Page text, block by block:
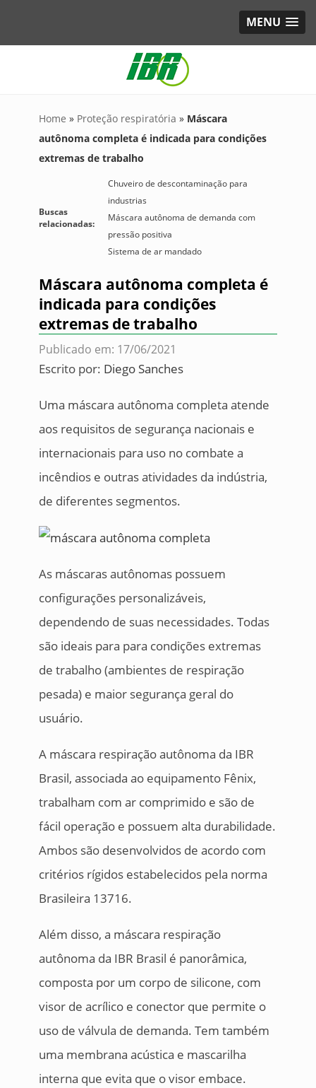
MENU
Home » Proteção respiratória » Máscara
autônoma completa é indicada para condições
extremas de trabalho
Buscas
relacionadas:
Chuveiro de descontaminação para
industrias
Máscara autônoma de demanda com
pressão positiva
Sistema de ar mandado
Máscara autônoma completa é
indicada para condições
extremas de trabalho
Publicado em: 17/06/2021
Escrito por: Diego Sanches
Uma máscara autônoma completa atende
aos requisitos de segurança nacionais e
internacionais para uso no combate a
incêndios e outras atividades da indústria,
de diferentes segmentos.
As máscaras autônomas possuem
configurações personalizáveis,
dependendo de suas necessidades. Todas
são ideais para para condições extremas
de trabalho (ambientes de respiração
pesada) e maior segurança geral do
usuário.
A máscara respiração autônoma da IBR
Brasil, associada ao equipamento Fênix,
trabalham com ar comprimido e são de
fácil operação e possuem alta durabilidade.
Ambos são desenvolvidos de acordo com
critérios rígidos estabelecidos pela norma
Brasileira 13716.
Além disso, a máscara respiração
autônoma da IBR Brasil é panorâmica,
composta por um corpo de silicone, com
visor de acrílico e conector que permite o
uso de válvula de demanda. Tem também
uma membrana acústica e mascarilha
interna que evita que o visor embace.